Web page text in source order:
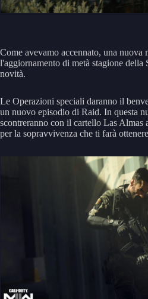
Come avevamo accennato, una nuova
l'aggiornamento di metà stagione della
novità.
Le Operazioni speciali daranno il
un nuovo episodio di Raid. In questa
scontreranno con il cartello Las Almas
per la sopravvivenza che ti farà